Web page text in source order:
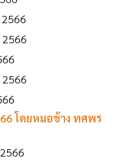
โดยหมอช้าง ทศพร